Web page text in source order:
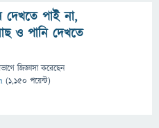
পাই না,
ও পানি দেখতে
জিজ্ঞাসাকরেছেন
(1,150 পয়েন্ট)